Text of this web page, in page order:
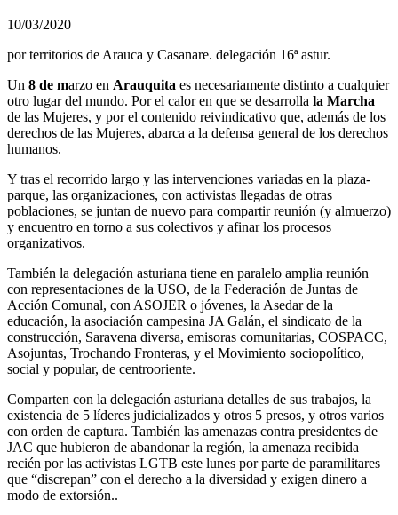
10/03/2020
por territorios de Arauca y Casanare. delegación 16ª astur.
Un 8 de marzo en Arauquita es necesariamente distinto a cualquier
otro lugar del mundo. Por el calor en que se desarrolla la Marcha
de las Mujeres, y por el contenido reivindicativo que, además de los
derechos de las Mujeres, abarca a la defensa general de los derechos
humanos.
Y tras el recorrido largo y las intervenciones variadas en la plaza-
parque, las organizaciones, con activistas llegadas de otras
poblaciones, se juntan de nuevo para compartir reunión (y almuerzo)
y encuentro en torno a sus colectivos y afinar los procesos
organizativos.
También la delegación asturiana tiene en paralelo amplia reunión
con representaciones de la USO, de la Federación de Juntas de
Acción Comunal, con ASOJER o jóvenes, la Asedar de la
educación, la asociación campesina JA Galán, el sindicato de la
construcción, Saravena diversa, emisoras comunitarias, COSPACC,
Asojuntas, Trochando Fronteras, y el Movimiento sociopolítico,
social y popular, de centrooriente.
Comparten con la delegación asturiana detalles de sus trabajos, la
existencia de 5 líderes judicializados y otros 5 presos, y otros varios
con orden de captura. También las amenazas contra presidentes de
JAC que hubieron de abandonar la región, la amenaza recibida
recién por las activistas LGTB este lunes por parte de paramilitares
que “discrepan” con el derecho a la diversidad y exigen dinero a
modo de extorsión..